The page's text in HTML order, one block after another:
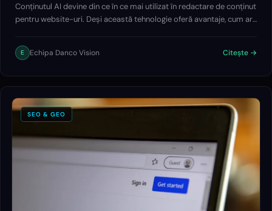
Conținutul AI devine din ce în ce mai utilizat în redactare de conținut
pentru website-uri. Deși această tehnologie oferă avantaje, cum ar
probleme…
E Echipa Danco Vision Citește →
SEO & GEO